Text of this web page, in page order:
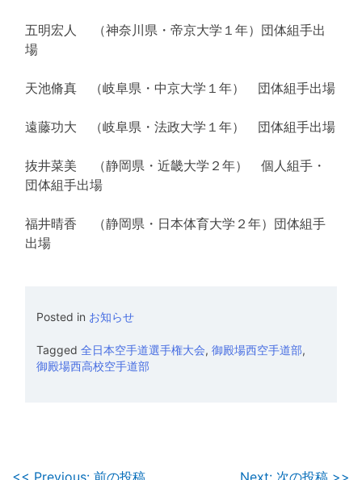
五明宏人 （神奈川県・帝京大学１年）団体組手出
場
天池脩真 （岐阜県・中京大学１年） 団体組手出場
遠藤功大 （岐阜県・法政大学１年） 団体組手出場
抜井菜美 （静岡県・近畿大学２年） 個人組手・
団体組手出場
福井晴香 （静岡県・日本体育大学２年）団体組手
出場
Posted in お知らせ
Tagged 全日本空手道選手権大会, 御殿場西空手道部,
御殿場西高校空手道部
<< Previous: 前の投稿 Next: 次の投稿 >>